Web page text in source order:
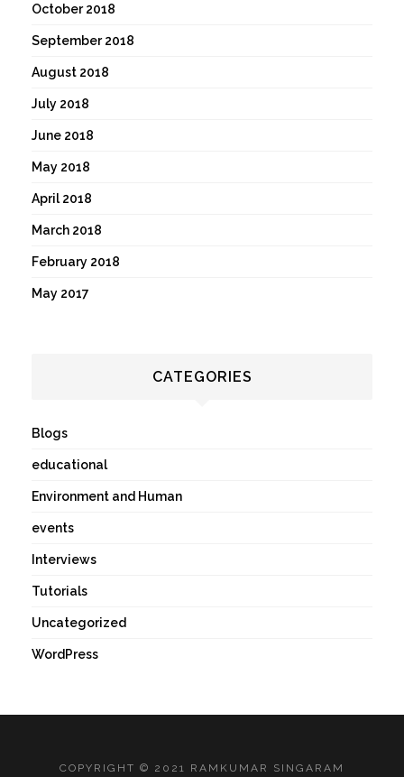
October 2018
September 2018
August 2018
July 2018
June 2018
May 2018
April 2018
March 2018
February 2018
May 2017
CATEGORIES
Blogs
educational
Environment and Human
events
Interviews
Tutorials
Uncategorized
WordPress
COPYRIGHT © 2021 RAMKUMAR SINGARAM